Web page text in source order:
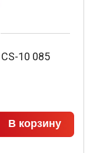
10 085
В корзину